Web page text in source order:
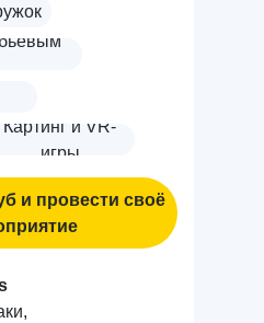
Картинг и VR-
игры
и провести своё